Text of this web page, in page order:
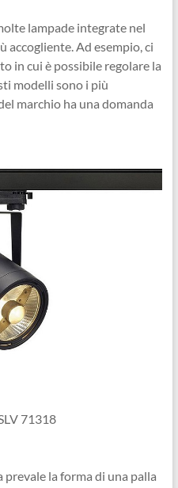
lampade integrate nel
accogliente. Ad esempio, ci
in cui è possibile regolare la
modelli sono i più
marchio ha una domanda
71318
la forma di una palla